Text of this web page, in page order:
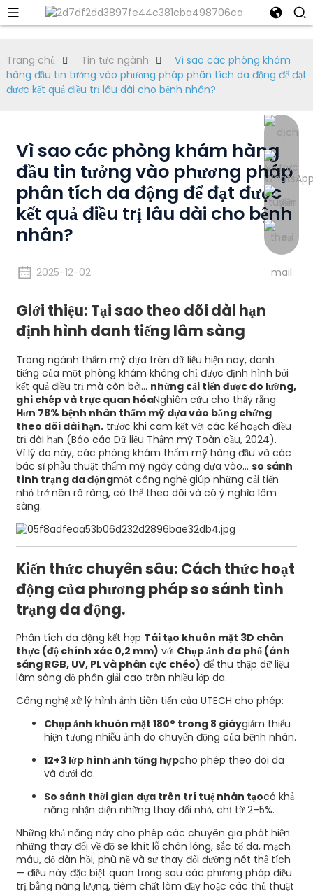
Trang chủ Tin tức ngành
Vì sao các phòng khám
hàng đầu tin tưởng vào phương pháp phân tích da động để đạt
được kết quả điều trị lâu dài cho bệnh nhân?
Vì sao các phòng khám hàng
đầu tin tưởng vào phương pháp
phân tích da động để đạt được
kết quả điều trị lâu dài cho bệnh
nhân?
2025-12-02
Giới thiệu: Tại sao theo dõi dài hạn
định hình danh tiếng lâm sàng
Trong ngành thẩm mỹ dựa trên dữ liệu hiện nay, danh
tiếng của một phòng khám không chỉ được định hình bởi
kết quả điều trị mà còn bởi... những cải tiến được đo lường,
ghi chép và trực quan hóaNghiên cứu cho thấy rằng
Hơn 78% bệnh nhân thẩm mỹ dựa vào bằng chứng
theo dõi dài hạn.trước khi cam kết với các kế hoạch điều
trị dài hạn (Báo cáo Dữ liệu Thẩm mỹ Toàn cầu, 2024).
Vì lý do này, các phòng khám thẩm mỹ hàng đầu và các
bác sĩ phẫu thuật thẩm mỹ ngày càng dựa vào... so sánh
tình trạng da độngmột công nghệ giúp những cải tiến
nhỏ trở nên rõ ràng, có thể theo dõi và có ý nghĩa lâm
sàng.
Kiến thức chuyên sâu: Cách thức hoạt
động của phương pháp so sánh tình
trạng da động.
Phân tích da động kết hợp Tái tạo khuôn mặt 3D chân
thực (độ chính xác 0,2 mm) với Chụp ảnh đa phổ (ánh
sáng RGB, UV, PL và phân cực chéo) để thu thập dữ liệu
lâm sàng độ phân giải cao trên nhiều lớp da.
Công nghệ xử lý hình ảnh tiên tiến của UTECH cho phép:
Chụp ảnh khuôn mặt 180° trong 8 giâygiảm thiểu
hiện tượng nhiễu ảnh do chuyển động của bệnh nhân.
12+3 lớp hình ảnh tổng hợpcho phép theo dõi da
và dưới da.
So sánh thời gian dựa trên trí tuệ nhân tạocó khả
năng nhận diện những thay đổi nhỏ, chỉ từ 2–5%.
Những khả năng này cho phép các chuyên gia phát hiện
những thay đổi về độ se khít lỗ chân lông, sắc tố da, mạch
máu, độ đàn hồi, phù nề và sự thay đổi đường nét thể tích
— điều này đặc biệt quan trọng sau các phương pháp điều
trị bằng năng lượng, tiêm chất làm đầy hoặc các thủ thuật